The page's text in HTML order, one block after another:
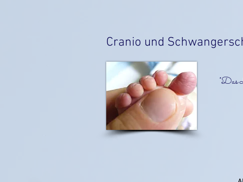
Cranio und
"Das